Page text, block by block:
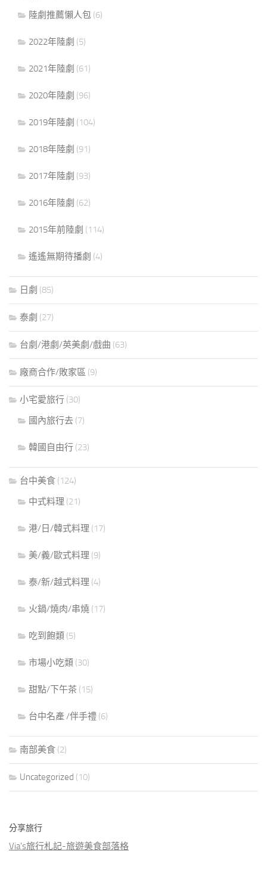
陸劇推薦懶人包 (6)
2022年陸劇 (5)
2021年陸劇 (61)
2020年陸劇 (96)
2019年陸劇 (104)
2018年陸劇 (91)
2017年陸劇 (93)
2016年陸劇 (62)
2015年前陸劇 (114)
遙遙無期待播劇 (4)
日劇 (85)
泰劇 (27)
台劇/港劇/英美劇/戲曲 (63)
廠商合作/敗家區 (9)
小宅愛旅行 (30)
國內旅行去 (7)
韓國自由行 (23)
台中美食 (124)
中式料理 (21)
港/日/韓式料理 (17)
美/義/歐式料理 (9)
泰/新/越式料理 (4)
火鍋/燒肉/串燒 (17)
吃到飽類 (5)
市場小吃類 (30)
甜點/下午茶 (15)
台中名產 /伴手禮 (6)
南部美食 (2)
Uncategorized (10)
分享旅行
Via's旅行札記-旅遊美食部落格